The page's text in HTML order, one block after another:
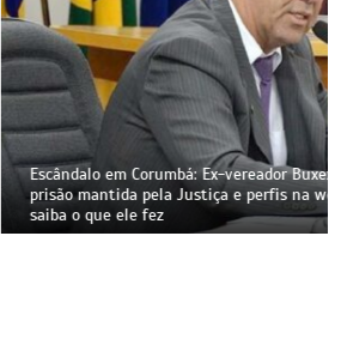
Ex-vereador Buxexa Amaral tem
Justiça e perfis na web bloqueados;